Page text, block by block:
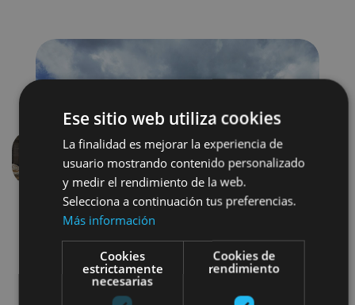
Anterior
Ese sitio web utiliza cookies
La finalidad es mejorar la experiencia de
usuario mostrando contenido personalizado
y medir el rendimiento de la web.
Selecciona a continuación tus preferencias.
Más información
Cookies
estrictamente
necesarias
Cookies de
rendimiento